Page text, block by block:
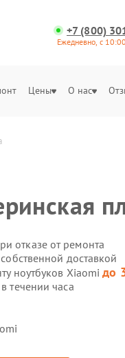
+7 (800)
Ежедневно, с
Цены О нас
отказе от ремонта
доставкой
ноутбуков Xiaomiдо
течении часа